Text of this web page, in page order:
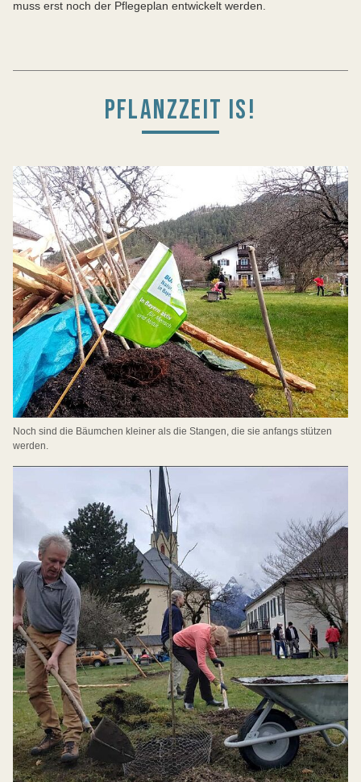
muss erst noch der Pflegeplan entwickelt werden.
PFLANZZEIT IS!
Noch sind die Bäumchen kleiner als die Stangen, die sie anfangs stützen
werden.